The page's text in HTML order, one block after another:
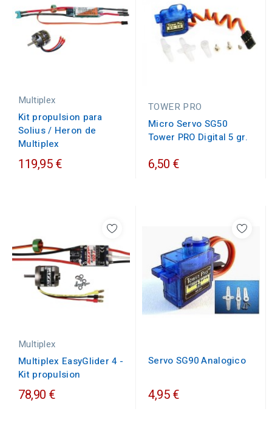
Multiplex
Kit propulsion para
Solius / Heron de
Multiplex
119,95 €
TOWER PRO
Micro Servo SG50
Tower PRO Digital 5 gr.
6,50 €
Multiplex
Multiplex EasyGlider 4 -
Kit propulsion
78,90 €
Servo SG90 Analogico
4,95 €